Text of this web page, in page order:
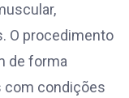
O procedimento
de forma
com condições